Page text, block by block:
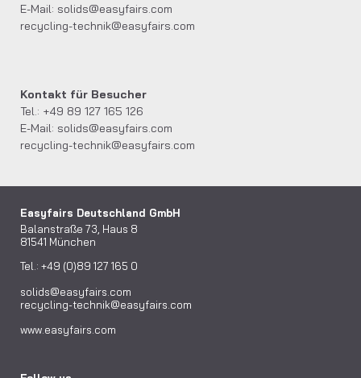
E-Mail: solids@easyfairs.com
recycling-technik@easyfairs.com
Kontakt für Besucher
Tel.: +49 89 127 165 126
E-Mail: solids@easyfairs.com
recycling-technik@easyfairs.com
Easyfairs Deutschland GmbH
Balanstraße 73, Haus 8
81541 München
Tel.: +49 (0)89 127 165 0
solids@easyfairs.com
recycling-technik@easyfairs.com
www.easyfairs.com